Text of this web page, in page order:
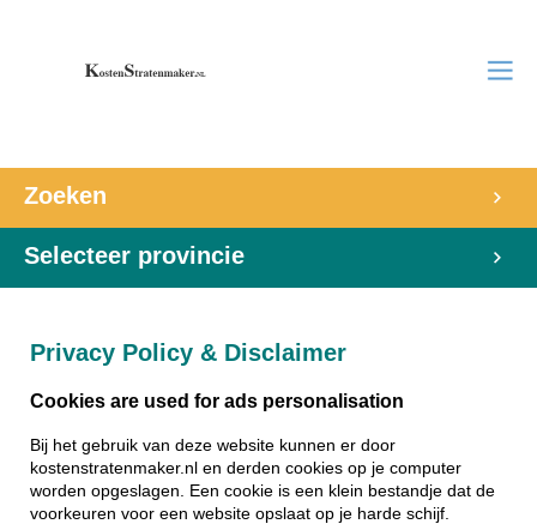
Zoeken
Selecteer provincie
Privacy Policy & Disclaimer
Cookies are used for ads personalisation
Bij het gebruik van deze website kunnen er door
kostenstratenmaker.nl en derden cookies op je computer
worden opgeslagen. Een cookie is een klein bestandje dat de
voorkeuren voor een website opslaat op je harde schijf.